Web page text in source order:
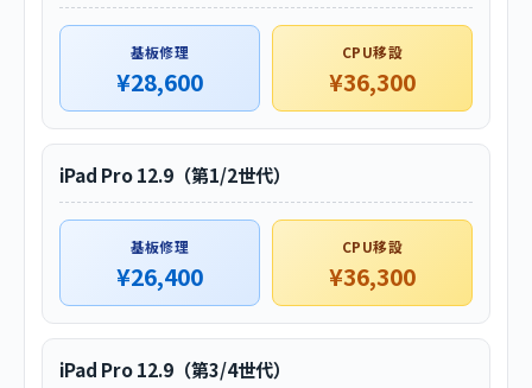
基板修理
¥28,600
CPU移設
¥36,300
iPad Pro 12.9（第1/2世代）
基板修理
¥26,400
CPU移設
¥36,300
iPad Pro 12.9（第3/4世代）